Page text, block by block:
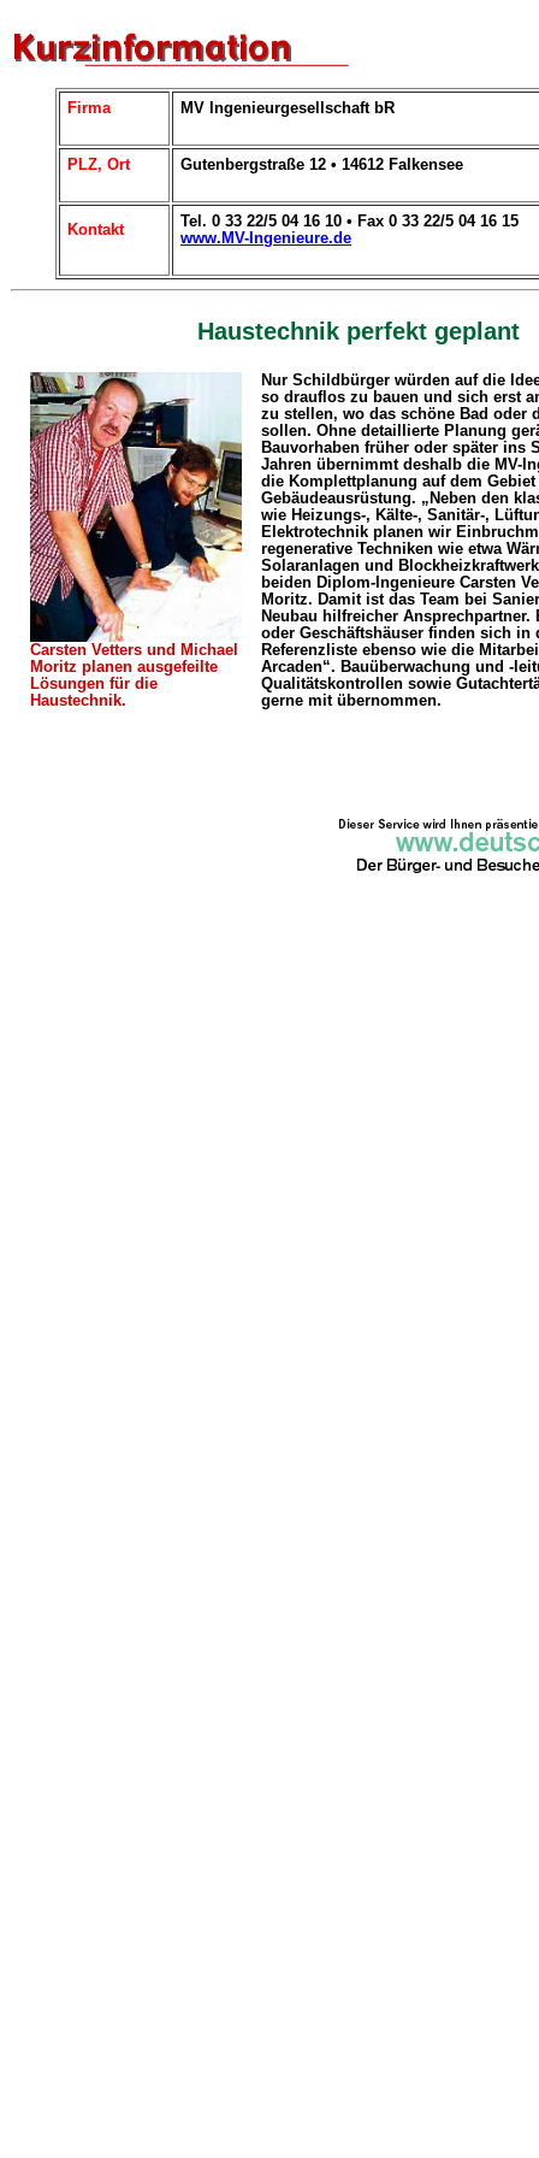
Firma MV Ingenieurgesellschaft bR
PLZ, Ort Gutenbergstraße 12 • 14612 Falkensee
Kontakt
Tel. 0 33 22/5 04 16 10 • Fax 0 33 22/5 04 16 15
www.MV-Ingenieure.de
Haustechnik perfekt geplant
Nur Schildbürger würden auf die
so drauflos zu bauen und sich erst
zu stellen, wo das schöne Bad oder
sollen. Ohne detaillierte Planung
Bauvorhaben früher oder später ins
Jahren übernimmt deshalb die MV-
die Komplettplanung auf dem
Gebäudeausrüstung. „Neben den
wie Heizungs-, Kälte-, Sanitär-,
Elektrotechnik planen wir
regenerative Techniken wie etwa
Solaranlagen und
beiden Diplom-Ingenieure Carsten
Moritz. Damit ist das Team bei
Neubau hilfreicher
oder Geschäftshäuser finden sich in
Referenzliste ebenso wie die
Arcaden“. Bauüberwachung und -
Qualitätskontrollen sowie
gerne mit übernommen.
Carsten Vetters und Michael
Moritz planen ausgefeilte
Lösungen für die
Haustechnik.